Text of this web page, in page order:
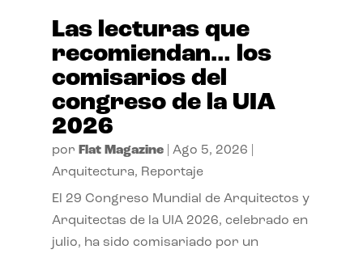
Las lecturas que
recomiendan… los
comisarios del
congreso de la UIA
2026
por Flat Magazine| Ago 5, 2026
Arquitectura, Reportaje
El 29 Congreso Mundial de Arquitectos y
Arquitectas de la UIA 2026, celebrado en
julio, ha sido comisariado por un